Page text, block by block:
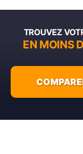
TROUVEZ
EN MOINS